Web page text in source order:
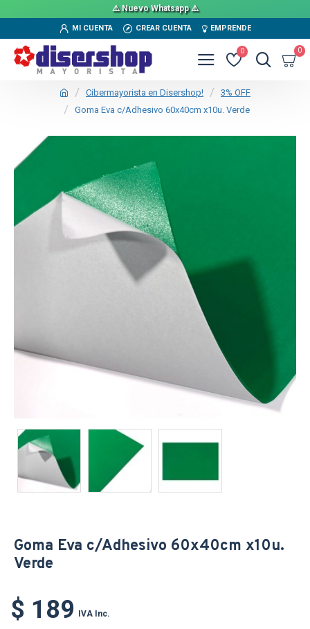
⚠️ Nuevo Whatsapp ⚠️
MI CUENTA CREAR CUENTA EMPRENDE
0 0
Cibermayorista en Disershop!
3% OFF
Goma Eva c/Adhesivo 60x40cm x10u. Verde
Goma Eva c/Adhesivo 60x40cm x10u.
Verde
$ 189 IVA Inc.